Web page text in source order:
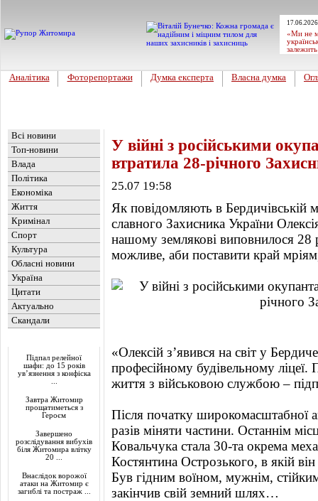
«Ми не
Аналітика Фоторепортажи Думка експерта Власна думка
Всі новини
Топ-новини
Влада
Політика
Економіка
Життя
Кримінал
Спорт
Культура
Обласні новини
Україна
Цитати
Актуально
Скандали
Підпал релейної
шафи: до 15 років
ув’язнення з конфіска
Завтра Житомир
прощатиметься з
Героєм
Завершено
розслідування вибухів
біля Житомира влітку
20 ...
Внаслідок ворожої
атаки на Житомир є
загиблі та постраж ...
У війні з російськими
втратила 28-річного
25.07 19:58
Як повідомляють в Бердичівській
славного Захисника України
нашому землякові виповнилося 28
можливе, аби поставити край
«Олексій з’явився на світ у
професійному будівельному ліцеї.
життя з військовою службою –
Після початку широкомасштабної
разів міняти частини. Останнім
Ковальчука стала 30-та окрема
Костянтина Острозького, в якій
Був гідним воїном, мужнім,
закінчив свій земний шлях…